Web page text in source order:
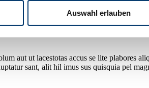
Auswahl erlauben
aut ut lacestotas accus se lite plabores
sant, alit hil imus sus quisquia pel
aut ut lacestotas accus se lite plabores
sant, alit hil imus sus quisquia pel